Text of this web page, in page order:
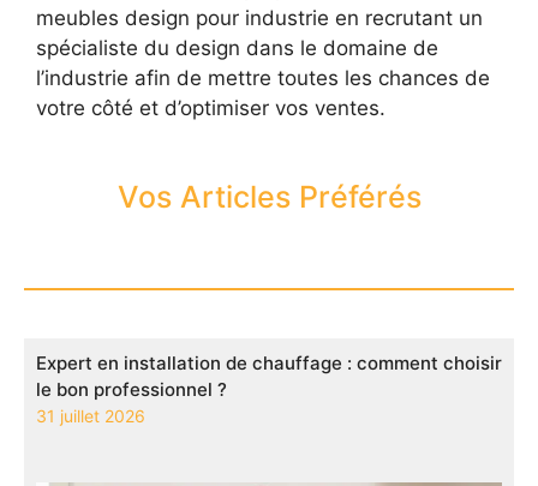
meubles design pour industrie en recrutant un
spécialiste du design dans le domaine de
l’industrie afin de mettre toutes les chances de
votre côté et d’optimiser vos ventes.
Vos Articles Préférés
Expert en installation de chauffage : comment choisir
le bon professionnel ?
31 juillet 2026